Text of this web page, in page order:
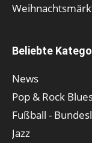
Beliebte
News
Pop & Rock
Fußball -
Jazz